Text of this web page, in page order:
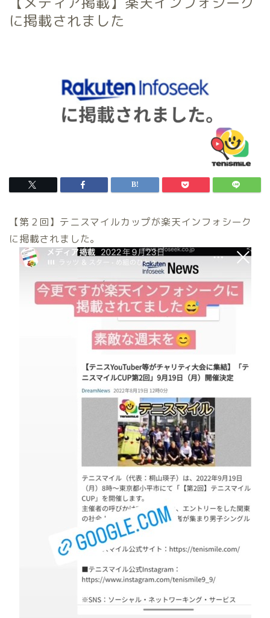
に掲載されました
【第２回】テニスマイルカップが楽天インフォシーク
に掲載されました。